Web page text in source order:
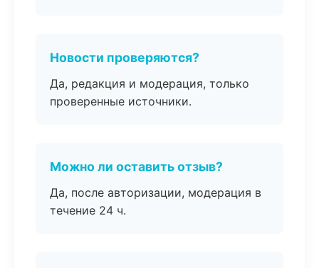
Новости проверяются?
Да, редакция и модерация, только
проверенные источники.
Можно ли оставить отзыв?
Да, после авторизации, модерация в
течение 24 ч.